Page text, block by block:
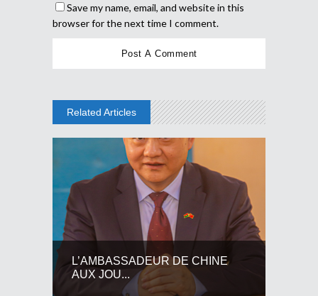
Save my name, email, and website in this
browser for the next time I comment.
Related Articles
L’AMBASSADEUR DE CHINE
AUX JOU...